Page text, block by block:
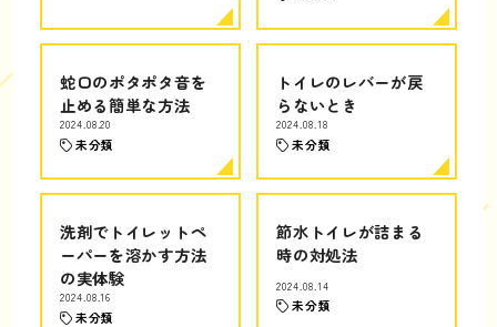
蛇口のポタポタ音を
止める簡単な方法
2024.08.20
未分類
トイレのレバーが戻
らないとき
2024.08.18
未分類
洗剤でトイレットペ
ーパーを溶かす方法
の実体験
2024.08.16
未分類
節水トイレが詰まる
時の対処法
2024.08.14
未分類